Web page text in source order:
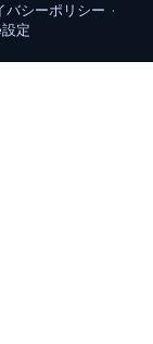
バシーポリシー ·
定